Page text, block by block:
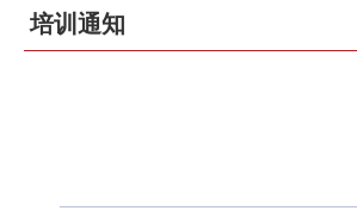
培训通知